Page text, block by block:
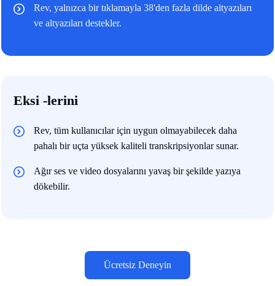
Rev, yalnızca bir tıklamayla 38'den fazla dilde altyazıları
ve altyazıları destekler.
Eksi -lerini
Rev, tüm kullanıcılar için uygun olmayabilecek daha
pahalı bir uçta yüksek kaliteli transkripsiyonlar sunar.
Ağır ses ve video dosyalarını yavaş bir şekilde yazıya
dökebilir.
Ücretsiz Deneyin